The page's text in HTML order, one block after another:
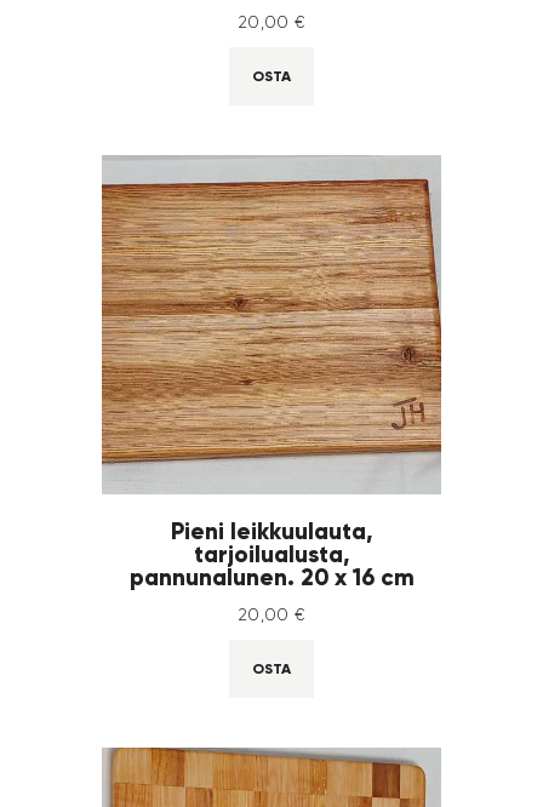
20 00 €
OSTA
Pieni leikkuulauta,
tarjoilualusta,
pannunalunen. 20 x 16 cm
20 00 €
OSTA